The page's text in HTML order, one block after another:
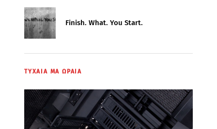
Finish. What. You Start.
ΤΥΧΑΙΑ ΜΑ ΩΡΑΙΑ